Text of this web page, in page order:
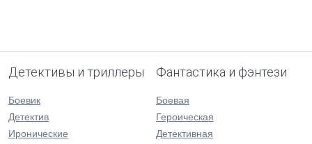
Детективы и триллеры
Боевик
Детектив
Иронические
Фантастика и фэнтези
Боевая
Героическая
Детективная